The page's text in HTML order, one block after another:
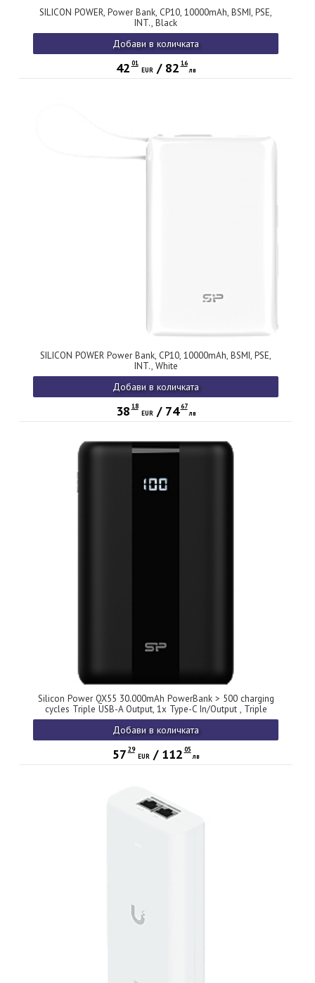
SILICON POWER, Power Bank, CP10, 10000mAh, BSMI, PSE,
INT., Black
Добави в количката
42 01
EUR/ 82 16
лв
SILICON POWER Power Bank, CP10, 10000mAh, BSMI, PSE,
INT., White
Добави в количката
38 18
EUR/ 74 67
лв
Silicon Power QX55 30.000mAh PowerBank > 500 charging
cycles Triple USB-A Output, 1x Type-C In/Output , Triple
input: Type-C, Micro-USB, Lightning, QC/PD, 30.000 mAh
Добави в количката
57 29
EUR/ 112 05
лв